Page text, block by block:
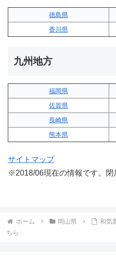
徳島県
香川県
九州地方
福岡県
佐賀県
長崎県
熊本県
サイトマップ
※2018/06現在の情報です。閉
ホーム 岡山県
和気
ちら